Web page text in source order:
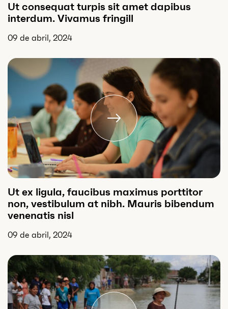
Ut consequat turpis sit amet dapibus
interdum. Vivamus fringill
09 de abril, 2024
Ut ex ligula, faucibus maximus porttitor
non, vestibulum at nibh. Mauris bibendum
venenatis nisl
09 de abril, 2024